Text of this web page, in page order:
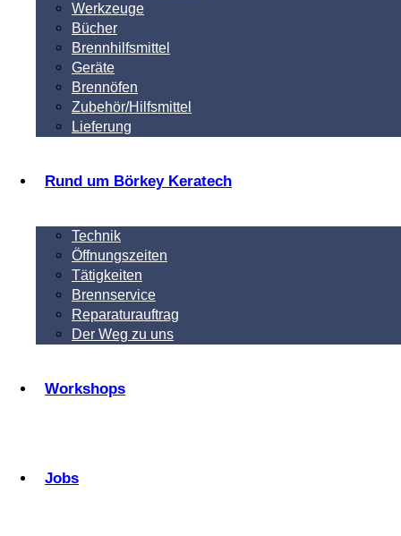
Werkzeuge
Bücher
Brennhilfsmittel
Geräte
Brennöfen
Zubehör/Hilfsmittel
Lieferung
Rund um Börkey Keratech
Technik
Öffnungszeiten
Tätigkeiten
Brennservice
Reparaturauftrag
Der Weg zu uns
Workshops
Jobs